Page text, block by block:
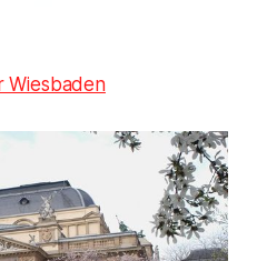
Wiesbaden